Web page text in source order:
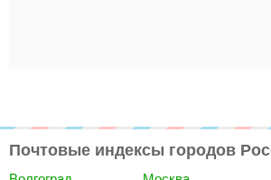
Почтовые индексы городов